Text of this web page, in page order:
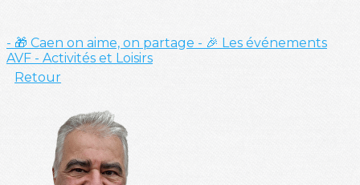
- 🎁 Caen on aime, on partage - 🎉 Les événements
AVF - Activités et Loisirs
Retour